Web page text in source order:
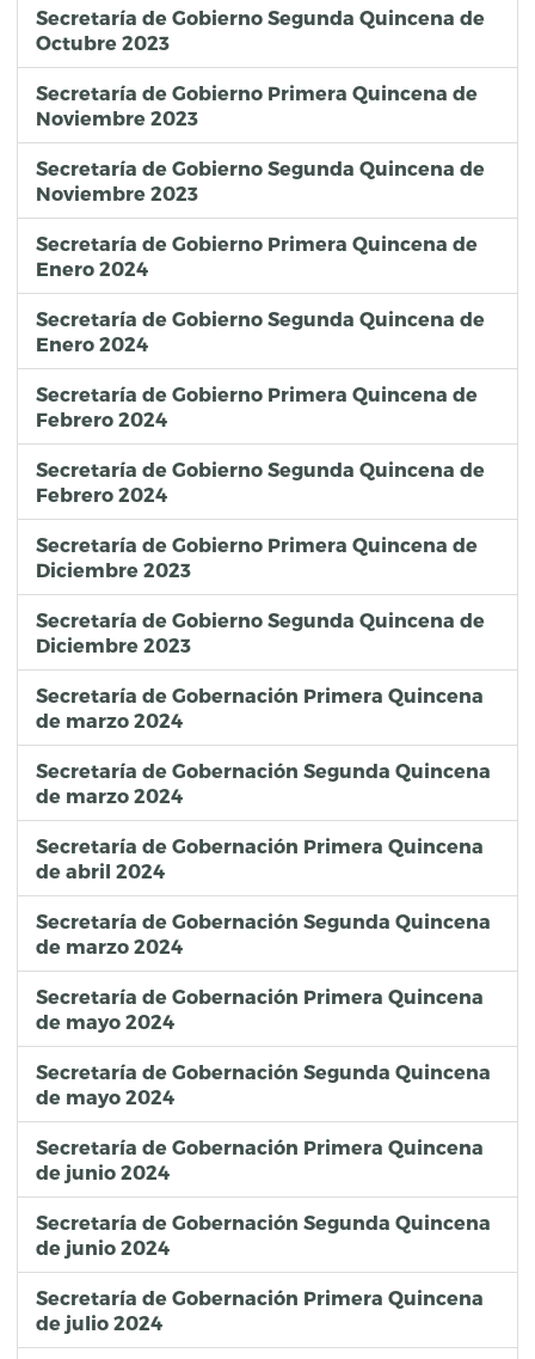
Secretaría de Gobierno Segunda Quincena de
Octubre 2023
Secretaría de Gobierno Primera Quincena de
Noviembre 2023
Secretaría de Gobierno Segunda Quincena de
Noviembre 2023
Secretaría de Gobierno Primera Quincena de
Enero 2024
Secretaría de Gobierno Segunda Quincena de
Enero 2024
Secretaría de Gobierno Primera Quincena de
Febrero 2024
Secretaría de Gobierno Segunda Quincena de
Febrero 2024
Secretaría de Gobierno Primera Quincena de
Diciembre 2023
Secretaría de Gobierno Segunda Quincena de
Diciembre 2023
Secretaría de Gobernación Primera Quincena
de marzo 2024
Secretaría de Gobernación Segunda Quincena
de marzo 2024
Secretaría de Gobernación Primera Quincena
de abril 2024
Secretaría de Gobernación Segunda Quincena
de marzo 2024
Secretaría de Gobernación Primera Quincena
de mayo 2024
Secretaría de Gobernación Segunda Quincena
de mayo 2024
Secretaría de Gobernación Primera Quincena
de junio 2024
Secretaría de Gobernación Segunda Quincena
de junio 2024
Secretaría de Gobernación Primera Quincena
de julio 2024